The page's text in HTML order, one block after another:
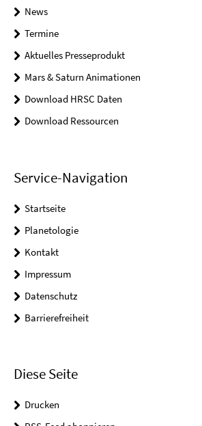
News
Termine
Aktuelles Presseprodukt
Mars & Saturn Animationen
Download HRSC Daten
Download Ressourcen
Service-Navigation
Startseite
Planetologie
Kontakt
Impressum
Datenschutz
Barrierefreiheit
Diese Seite
Drucken